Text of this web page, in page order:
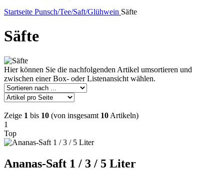
Startseite Punsch/Tee/Saft/Glühwein Säfte
Säfte
Hier können Sie die nachfolgenden Artikel umsortieren und
zwischen einer Box- oder Listenansicht wählen.
Zeige 1 bis 10 (von insgesamt 10 Artikeln)
1
Top
Ananas-Saft 1 / 3 / 5 Liter